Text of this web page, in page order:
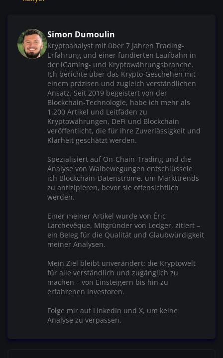
Simon Dumoulin
Kryptoanalyst mit über 7 Jahren Trading-
Erfahrung und einer fundierten Laufbahn in
der iGaming- und Kryptowährungsbranche.
Ich berichte über das Krypto-Geschehen mit
einem präzisen und zugleich verständlichen
Ansatz. Seit 2019 begeistert von der
Blockchain-Technologie, habe ich mehr als
1.200 Artikel und Leitfäden zu
Kryptowährungen, DeFi und Blockchain
veröffentlicht, die für ihre Zuverlässigkeit und
Klarheit geschätzt werden.
Spezialisiert auf On-Chain-Trading und die
Analyse von Walbewegungen entschlüssele
ich Blockchain-Datenströme, um Markttrends
zu antizipieren, bevor sie offensichtlich
werden.
Einer meiner Artikel wurde von Éric
Larchevêque, Mitgründer von Ledger, zitiert –
ein Beleg für die Qualität und Glaubwürdigkeit
meiner Analysen.
Mein Ziel bleibt unverändert: die Kryptowelt
für alle verständlich und zugänglich zu
machen – von Einsteigern bis hin zu
erfahrenen Investoren.
Folge mir auf LinkedIn und X, um keine
Analyse zu verpassen.